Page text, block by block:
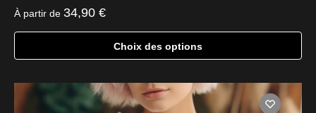
À partir de 34,90 €
Choix des options
produit